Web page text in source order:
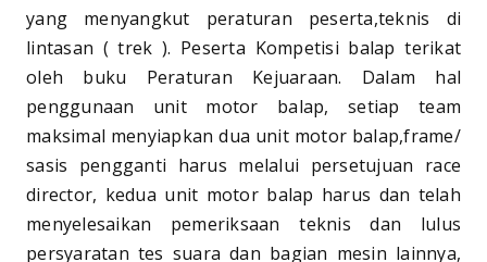
yang menyangkut peraturan peserta,teknis di
lintasan ( trek ). Peserta Kompetisi balap terikat
oleh buku Peraturan Kejuaraan. Dalam hal
penggunaan unit motor balap, setiap team
maksimal menyiapkan dua unit motor balap,frame/
sasis pengganti harus melalui persetujuan race
director, kedua unit motor balap harus dan telah
menyelesaikan pemeriksaan teknis dan lulus
persyaratan tes suara dan bagian mesin lainnya,